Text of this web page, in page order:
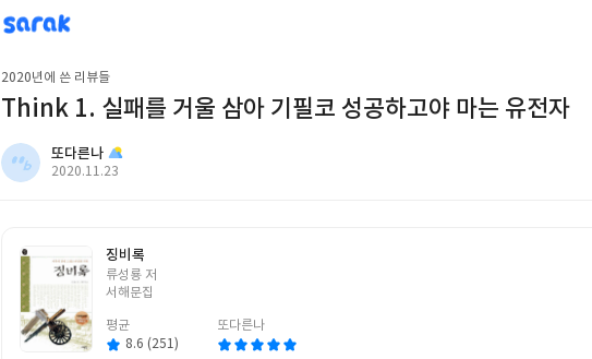
sarak
또다른나
2020년에 쓴 리뷰들
Think 1. 실패를 거울 삼아 기필코 성공하고야 마는 유전자
또다른나
작
2020.11.23
징비록
글
쓴
류성룡 저
서해문집
평균
8.6 (251)
또다른나